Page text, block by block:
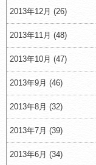
2013年12月 (26)
2013年11月 (48)
2013年10月 (47)
2013年9月 (46)
2013年8月 (32)
2013年7月 (39)
2013年6月 (34)